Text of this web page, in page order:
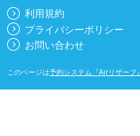
利用規約
プライバシーポリシー
お問い合わせ
このページは予約システム『Airリザーブ』